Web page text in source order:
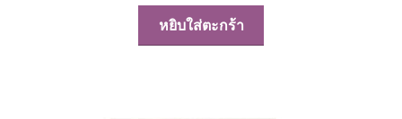
หยิบใส่ตะกร้า